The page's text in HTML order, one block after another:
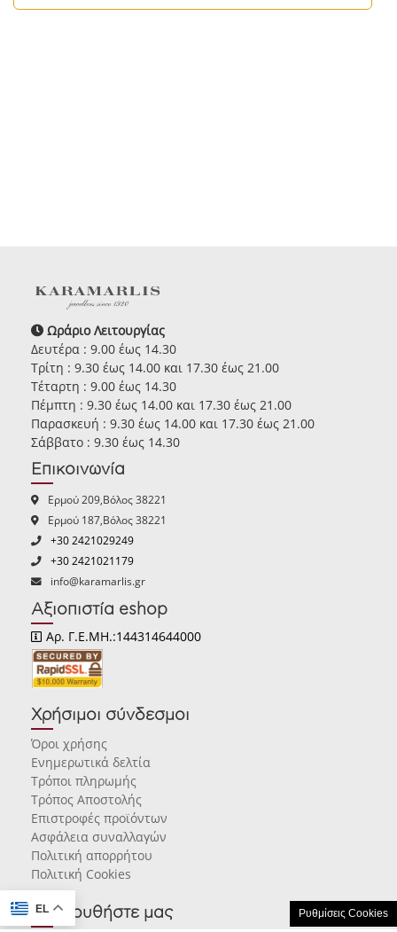
EL Ρυθμίσεις Cookies
Ωράριο Λειτουργίας
Δευτέρα : 9.00 έως 14.30
Τρίτη : 9.30 έως 14.00 και 17.30 έως 21.00
Τέταρτη : 9.00 έως 14.30
Πέμπτη : 9.30 έως 14.00 και 17.30 έως 21.00
Παρασκευή : 9.30 έως 14.00 και 17.30 έως 21.00
Σάββατο : 9.30 έως 14.30
Επικοινωνία
Ερμού 209,Βόλος 38221
Ερμού 187,Βόλος 38221
+30 2421029249
+30 2421021179
info@karamarlis.gr
Αξιοπιστία eshop
Αρ. Γ.Ε.ΜΗ.:144314644000
Χρήσιμοι σύνδεσμοι
Όροι χρήσης
Ενημερωτικά δελτία
Τρόποι πληρωμής
Τρόπος Αποστολής
Επιστροφές προϊόντων
Ασφάλεια συναλλαγών
Πολιτική απορρήτου
Πολιτική Cookies
Ακολουθήστε μας